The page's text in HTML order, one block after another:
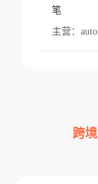
笔
主营：
跨境